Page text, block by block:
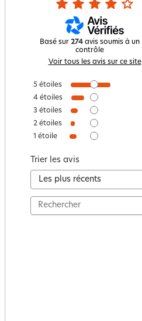
Basé sur 274 avis soumis à un
contrôle
Voir tous les avis sur ce site
5 étoiles
4 étoiles
3 étoiles
2 étoiles
1 étoile
Trier les avis